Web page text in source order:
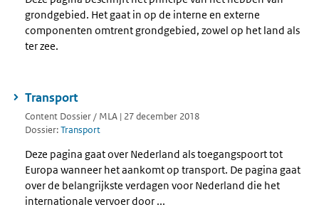
grondgebied. Het gaat in op de interne en externe
componenten omtrent grondgebied, zowel op het land als
ter zee.
Transport
Content Dossier / MLA | 27 december 2018
Dossier:Transport
Deze pagina gaat over Nederland als toegangspoort tot
Europa wanneer het aankomt op transport. De pagina gaat
over de belangrijkste verdagen voor Nederland die het
internationale vervoer door ...